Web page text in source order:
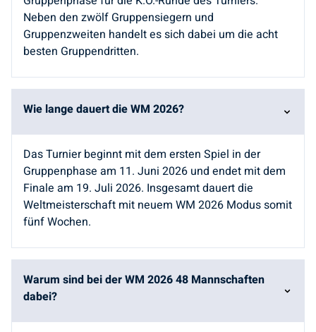
Neben den zwölf Gruppensiegern und
Gruppenzweiten handelt es sich dabei um die acht
besten Gruppendritten.
Wie lange dauert die WM 2026?
Das Turnier beginnt mit dem ersten Spiel in der
Gruppenphase am 11. Juni 2026 und endet mit dem
Finale am 19. Juli 2026. Insgesamt dauert die
Weltmeisterschaft mit neuem WM 2026 Modus somit
fünf Wochen.
Warum sind bei der WM 2026 48 Mannschaften
dabei?